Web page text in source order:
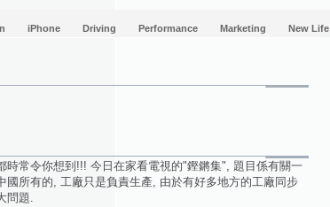
iPhone Driving Performance Marketing New Life
常令你想到!!! 今日在家看電視的"鏗鏘集", 題目係有關一
所有的, 工廠只是負責生產, 由於有好多地方的工廠同步
問題.